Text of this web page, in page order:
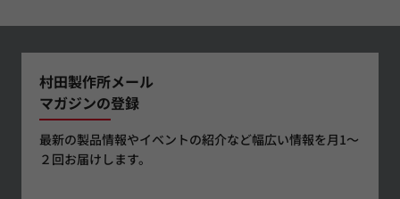
村田製作所メール
マガジンの登録
最新の製品情報やイベントの紹介など幅広い情報を月1～
２回お届けします。